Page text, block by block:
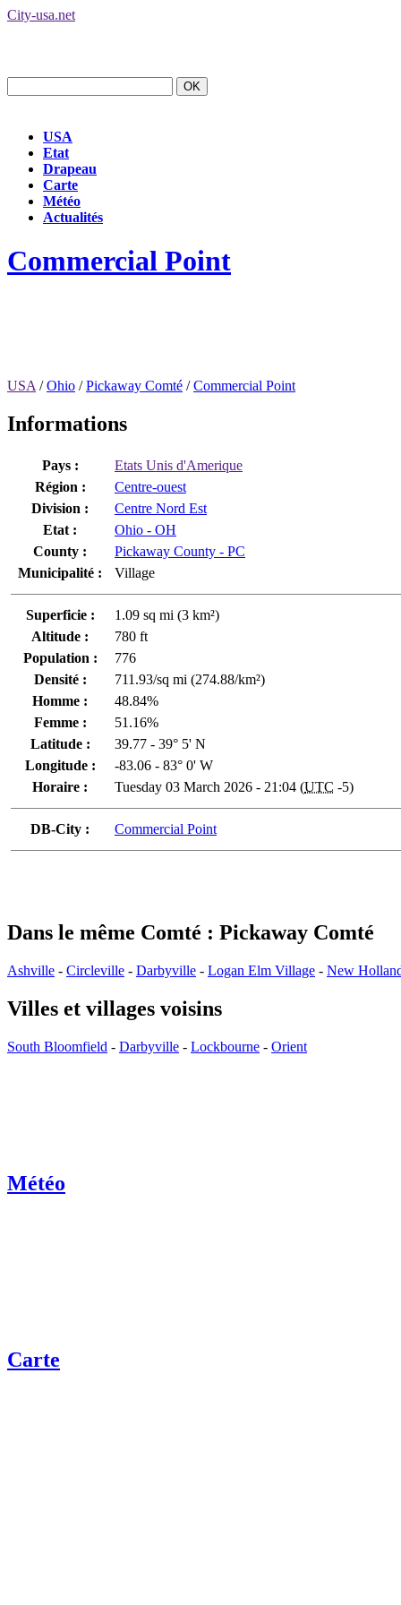
City-usa.net
USA
Etat
Drapeau
Carte
Météo
Actualités
Commercial Point
USA /Ohio /Pickaway Comté /Commercial Point
Informations
Pays :
Etats Unis d'Amerique
Région :
Centre-ouest
Division :
Centre Nord Est
Etat :
Ohio - OH
County :
Pickaway County - PC
Municipalité :
Village
Superficie :
1.09 sq mi (3 km²)
Altitude :
780 ft
Population :
776
Densité :
711.93/sq mi (274.88/km²)
Homme :
48.84%
Femme :
51.16%
Latitude :
39.77 - 39° 5' N
Longitude :
-83.06 - 83° 0' W
Horaire :
Tuesday 03 March 2026 - 21:04 (UTC -5)
DB-City : Commercial Point
Dans le même Comté : Pickaway Comté
Ashville - Circleville - Darbyville - Logan Elm Village - New
Villes et villages voisins
South Bloomfield - Darbyville - Lockbourne - Orient
Météo
Carte